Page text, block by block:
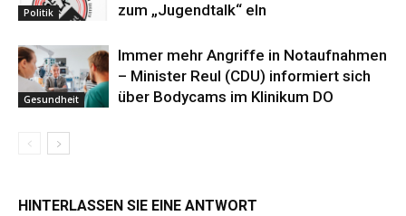
Politik
zum „Jugendtalk“ eln
Gesundheit
Immer mehr Angriffe in Notaufnahmen
– Minister Reul (CDU) informiert sich
über Bodycams im Klinikum DO
HINTERLASSEN SIE EINE ANTWORT